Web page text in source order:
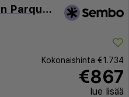
Rustic 1-bed Bungalow in Parque Holandés
Kokonaishinta €1.734
€867
lue lisää